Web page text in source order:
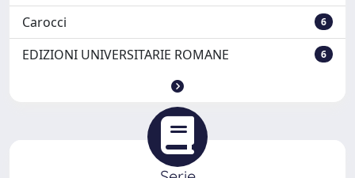
Carocci 6
EDIZIONI UNIVERSITARIE ROMANE 6